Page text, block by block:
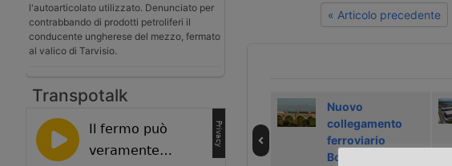
l'autoarticolato utilizzato. Denunciato per
contrabbando di prodotti petroliferi il
conducente ungherese del mezzo, fermato
al valico di Tarvisio.
Transpotalk
« Articolo precedente
Treno navetta tra
porto Napoli e
Interporto Sud
Europa
Interporto Sud
Europa avvia
espansione
Nuovo
collegamento
ferroviario
Bologna-